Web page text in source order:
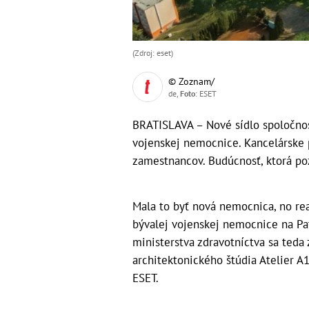
(Zdroj: eset)
© Zoznam/
de, Foto: ESET
BRATISLAVA – Nové sídlo
vojenskej nemocnice.
zamestnancov. Budúcnosť, ktorá
Mala to byť nová nemocnica, no
bývalej vojenskej nemocnice na
ministerstva zdravotníctva sa
architektonického štúdia Atelier
ESET.